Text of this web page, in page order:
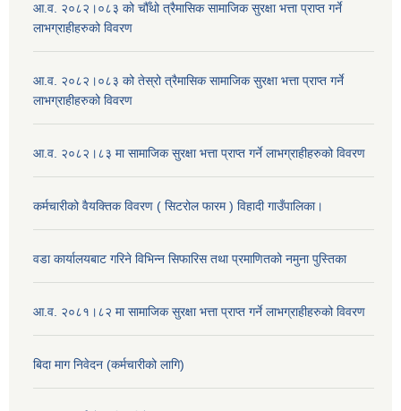
आ.व. २०८२।०८३ को चौँथो त्रैमासिक सामाजिक सुरक्षा भत्ता प्राप्त गर्ने
लाभग्राहीहरुको विवरण
आ.व. २०८२।०८३ को तेस्रो त्रैमासिक सामाजिक सुरक्षा भत्ता प्राप्त गर्ने
लाभग्राहीहरुको विवरण
आ.व. २०८२।८३ मा सामाजिक सुरक्षा भत्ता प्राप्त गर्ने लाभग्राहीहरुको विवरण
कर्मचारीको वैयक्तिक विवरण ( सिटरोल फारम ) विहादी गाउँपालिका।
वडा कार्यालयबाट गरिने विभिन्न सिफारिस तथा प्रमाणितको नमुना पुस्तिका
आ.व. २०८१।८२ मा सामाजिक सुरक्षा भत्ता प्राप्त गर्ने लाभग्राहीहरुको विवरण
बिदा माग निवेदन (कर्मचारीको लागि)